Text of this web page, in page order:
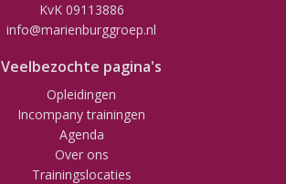
KvK 09113886
info@marienburggroep.nl
Veelbezochte pagina's
Opleidingen
Incompany trainingen
Agenda
Over ons
Trainingslocaties